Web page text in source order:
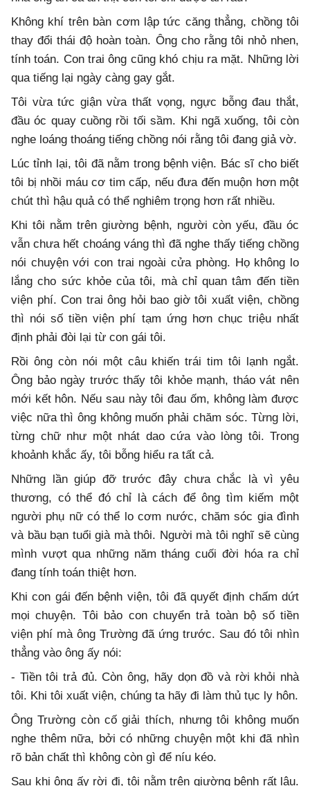
Không khí trên bàn cơm lập tức căng thẳng, chồng tôi
thay đổi thái độ hoàn toàn. Ông cho rằng tôi nhỏ nhen,
tính toán. Con trai ông cũng khó chịu ra mặt. Những lời
qua tiếng lại ngày càng gay gắt.
Tôi vừa tức giận vừa thất vọng, ngực bỗng đau thắt,
đầu óc quay cuồng rồi tối sầm. Khi ngã xuống, tôi còn
nghe loáng thoáng tiếng chồng nói rằng tôi đang giả vờ.
Lúc tỉnh lại, tôi đã nằm trong bệnh viện. Bác sĩ cho biết
tôi bị nhồi máu cơ tim cấp, nếu đưa đến muộn hơn một
chút thì hậu quả có thể nghiêm trọng hơn rất nhiều.
Khi tôi nằm trên giường bệnh, người còn yếu, đầu óc
vẫn chưa hết choáng váng thì đã nghe thấy tiếng chồng
nói chuyện với con trai ngoài cửa phòng. Họ không lo
lắng cho sức khỏe của tôi, mà chỉ quan tâm đến tiền
viện phí. Con trai ông hỏi bao giờ tôi xuất viện, chồng
thì nói số tiền viện phí tạm ứng hơn chục triệu nhất
định phải đòi lại từ con gái tôi.
Rồi ông còn nói một câu khiến trái tim tôi lạnh ngắt.
Ông bảo ngày trước thấy tôi khỏe mạnh, tháo vát nên
mới kết hôn. Nếu sau này tôi đau ốm, không làm được
việc nữa thì ông không muốn phải chăm sóc. Từng lời,
từng chữ như một nhát dao cứa vào lòng tôi. Trong
khoảnh khắc ấy, tôi bỗng hiểu ra tất cả.
Những lần giúp đỡ trước đây chưa chắc là vì yêu
thương, có thể đó chỉ là cách để ông tìm kiếm một
người phụ nữ có thể lo cơm nước, chăm sóc gia đình
và bầu bạn tuổi già mà thôi. Người mà tôi nghĩ sẽ cùng
mình vượt qua những năm tháng cuối đời hóa ra chỉ
đang tính toán thiệt hơn.
Khi con gái đến bệnh viện, tôi đã quyết định chấm dứt
mọi chuyện. Tôi bảo con chuyển trả toàn bộ số tiền
viện phí mà ông Trường đã ứng trước. Sau đó tôi nhìn
thẳng vào ông ấy nói:
- Tiền tôi trả đủ. Còn ông, hãy dọn đồ và rời khỏi nhà
tôi. Khi tôi xuất viện, chúng ta hãy đi làm thủ tục ly hôn.
Ông Trường còn cố giải thích, nhưng tôi không muốn
nghe thêm nữa, bởi có những chuyện một khi đã nhìn
rõ bản chất thì không còn gì để níu kéo.
Sau khi ông ấy rời đi, tôi nằm trên giường bệnh rất lâu.